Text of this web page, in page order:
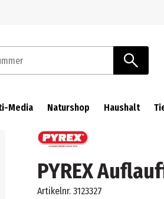
Media Naturshop Haushalt
PYREX
Artikelnr. 3123327